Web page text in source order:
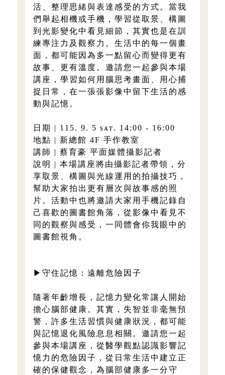
活、整理思緒與表達感受的方式。當我
們舉起相機或手機，學習從取景、構圖
到光影變化中看見細節，其實也是在訓
練專注力及觀察力。生活中的每一個畫
面，都可能因為多一點留心而變得更有
故事、更有溫度。邀請您一起參與本場
講座，學習如何用腦思考畫面、用心捕
捉日常，在一張張影像中留下生活的感
動與記憶。
日期 | 115. 9. 5 sᴀᴛ. 14:00 - 16:00
地點 | 新總館 4F 手作教室
講師 | 蔡育豪 平面媒體攝影記者
說明 | 本場講座將由攝影記者帶領，分
享取景、構圖與光線運用的拍攝技巧，
幫助大家拍出更有層次與故事感的照
片。活動中也將邀請大家用手機記錄自
己喜歡的圖書館角落，從影像中看見不
同的觀察與感受，一同體會你我眼中的
圖書館視角。
▶守住記憶：遠離危險因子
隨著年齡增長，記憶力變化常讓人開始
擔心腦部健康。其實，失智並非毫無預
警，許多生活習慣與健康狀況，都可能
與記憶退化風險息息相關。邀請您一起
參與本場講座，從醫學觀點認識影響記
憶力的危險因子，從日常生活中建立正
確的保健觀念，為腦部健康多一分守